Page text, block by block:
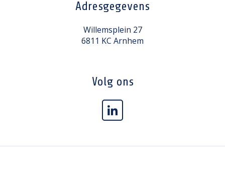
Adresgegevens
Willemsplein 27
6811 KC Arnhem
Volg ons